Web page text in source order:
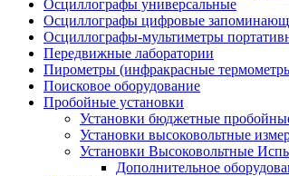
Осциллографы универсальные
Осциллографы цифровые
Осциллографы-мультиметры
Передвижные лаборатории
Пирометры (инфракрасные
Поисковое оборудование
Пробойные установки
Установки бюджетные
Установки высоковольтные
Установки Высоковольтные
Дополнительное